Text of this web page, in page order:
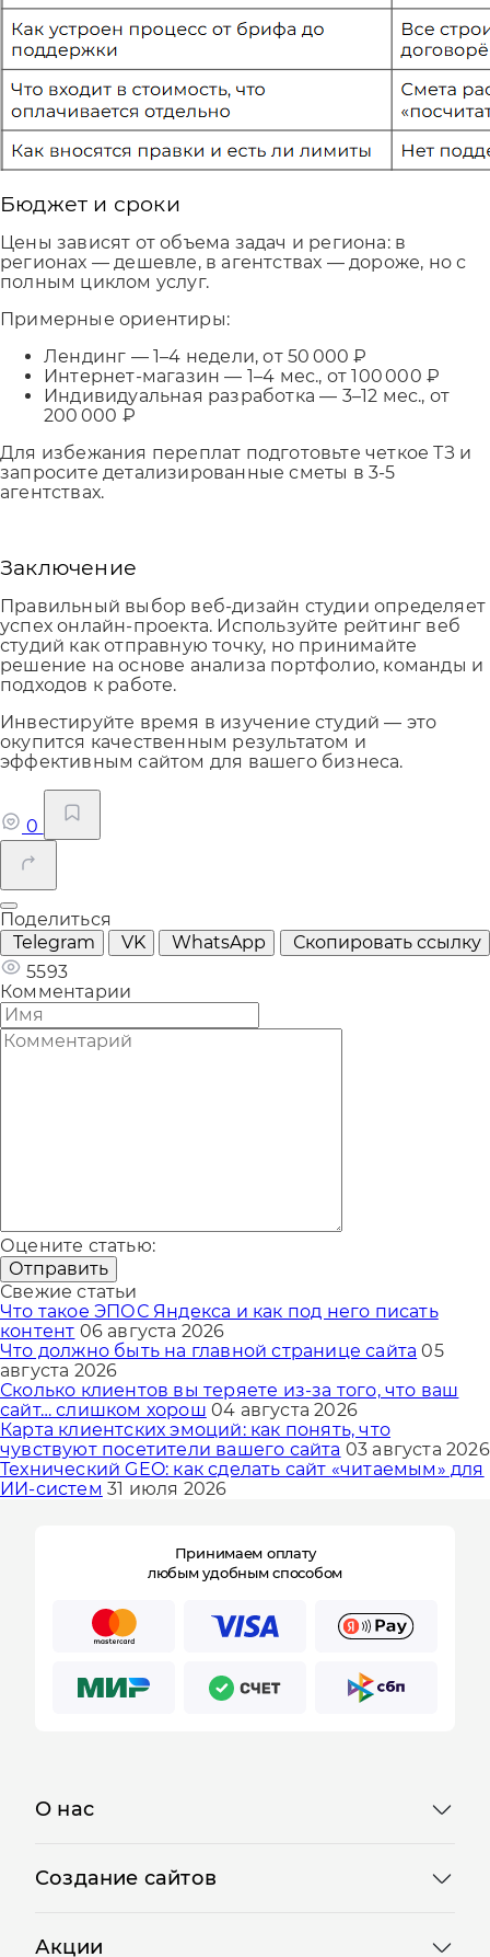
Бюджет и сроки
Цены зависят от объема задач и региона: в
регионах — дешевле, в агентствах — дороже, но с
полным циклом услуг.
Примерные ориентиры:
Лендинг — 1–4 недели, от 50 000 ₽
Интернет-магазин — 1–4 мес., от 100 000 ₽
Индивидуальная разработка — 3–12 мес., от
200 000 ₽
Для избежания переплат подготовьте четкое ТЗ и
запросите детализированные сметы в 3-5
агентствах.
Заключение
Правильный выбор веб-дизайн студии определяет
успех онлайн-проекта. Используйте рейтинг веб
студий как отправную точку, но принимайте
решение на основе анализа портфолио, команды и
подходов к работе.
Инвестируйте время в изучение студий — это
окупится качественным результатом и
эффективным сайтом для вашего бизнеса.
0
Поделиться
Telegram
VK WhatsApp
Скопировать ссылку
5593
Комментарии
Оцените статью:
Отправить
Свежие статьи
Что такое ЭПОС Яндекса и как под него писать
контент 06 августа 2026
Что должно быть на главной странице сайта 05
августа 2026
Сколько клиентов вы теряете из-за того, что ваш
сайт… слишком хорош 04 августа 2026
Карта клиентских эмоций: как понять, что
чувствуют посетители вашего сайта 03 августа 2026
Технический GEO: как сделать сайт «читаемым» для
ИИ-систем 31 июля 2026
Принимаем оплату
любым удобным способом
О нас
Создание сайтов
Акции